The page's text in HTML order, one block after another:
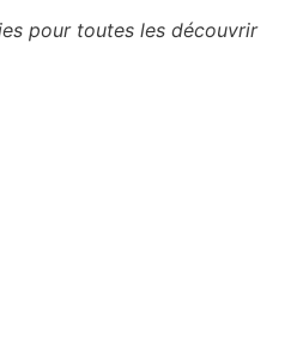
pour toutes les découvrir